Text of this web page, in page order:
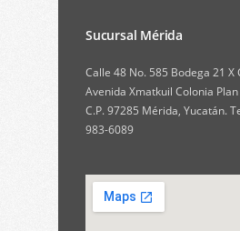
Sucursal Mérida
Calle 48 No. 585 Bodega 21 X
Avenida Xmatkuil Colonia
C.P. 97285 Mérida, Yucatán.
983-6089